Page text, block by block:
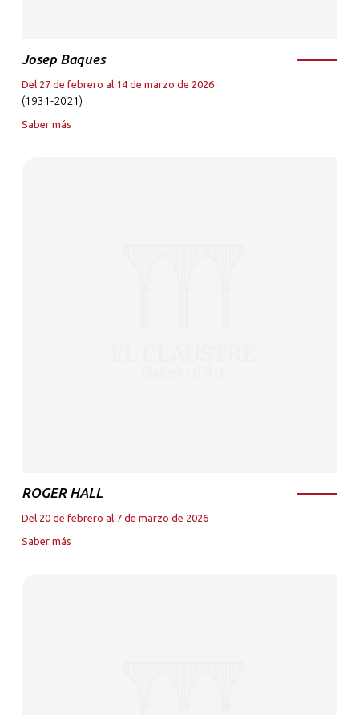
Josep Baques
Del 27 de febrero al 14 de marzo de 2026
(1931-2021)
Saber más
ROGER HALL
Del 20 de febrero al 7 de marzo de 2026
Saber más